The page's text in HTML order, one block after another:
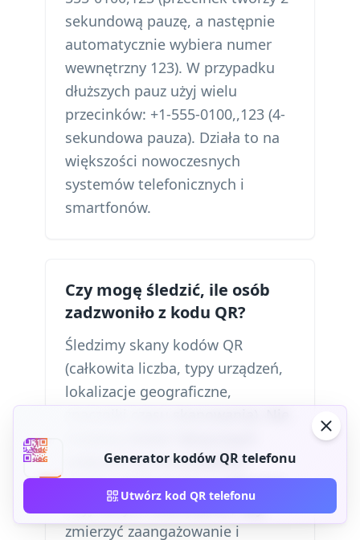
sekundową pauzę, a następnie
automatycznie wybiera numer
wewnętrzny 123). W przypadku
dłuższych pauz użyj wielu
przecinków: +1-555-0100,,123 (4-
sekundowa pauza). Działa to na
większości nowoczesnych
systemów telefonicznych i
smartfonów.
Czy mogę śledzić, ile osób
zadzwoniło z kodu QR?
Śledzimy skany kodów QR
(całkowita liczba, typy urządzeń,
lokalizacje geograficzne,
połączeń (są one prywatne
między dzwoniącym a odbiorcą).
Użyj danych skanowania, aby
zmierzyć zaangażowanie i
Generator kodów QR telefonu
Utwórz kod QR telefonu